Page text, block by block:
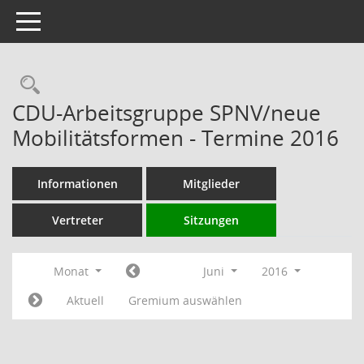
Toggle navigation
Rechercheauswahl
CDU-Arbeitsgruppe SPNV/neue
Mobilitätsformen - Termine 2016
Informationen Mitglieder
Vertreter Sitzungen
Monat Juni
2016
Aktuell
Gremium auswählen